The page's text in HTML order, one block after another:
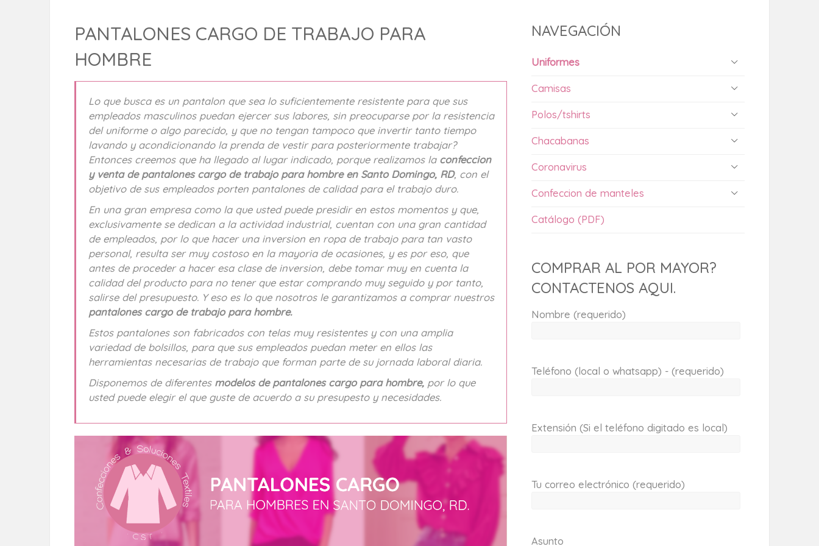
PANTALONES CARGO DE TRABAJO PARA
HOMBRE
Lo que busca es un pantalon que sea lo suficientemente resistente para que sus
empleados masculinos puedan ejercer sus labores, sin preocuparse por la resistencia
del uniforme o algo parecido, y que no tengan tampoco que invertir tanto tiempo
lavando y acondicionando la prenda de vestir para posteriormente trabajar?
Entonces creemos que ha llegado al lugar indicado, porque realizamos la confeccion
y venta de pantalones cargo de trabajo para hombre en Santo Domingo, RD, con el
objetivo de sus empleados porten pantalones de calidad para el trabajo duro.
En una gran empresa como la que usted puede presidir en estos momentos y que,
exclusivamente se dedican a la actividad industrial, cuentan con una gran cantidad
de empleados, por lo que hacer una inversion en ropa de trabajo para tan vasto
personal, resulta ser muy costoso en la mayoria de ocasiones, y es por eso, que
antes de proceder a hacer esa clase de inversion, debe tomar muy en cuenta la
calidad del producto para no tener que estar comprando muy seguido y por tanto,
salirse del presupuesto. Y eso es lo que nosotros le garantizamos a comprar nuestros
pantalones cargo de trabajo para hombre.
Estos pantalones son fabricados con telas muy resistentes y con una amplia
variedad de bolsillos, para que sus empleados puedan meter en ellos las
herramientas necesarias de trabajo que forman parte de su jornada laboral diaria.
Disponemos de diferentes modelos de pantalones cargo para hombre, por lo que
usted puede elegir el que guste de acuerdo a su presupesto y necesidades.
NAVEGACIÓN
Uniformes
Camisas
Polos/tshirts
Chacabanas
Coronavirus
Confeccion de manteles
Catálogo (PDF)
COMPRAR AL POR MAYOR?
CONTACTENOS AQUI.
Nombre (requerido)
Teléfono (local o whatsapp) - (requerido)
Extensión (Si el teléfono digitado es local)
Tu correo electrónico (requerido)
Asunto